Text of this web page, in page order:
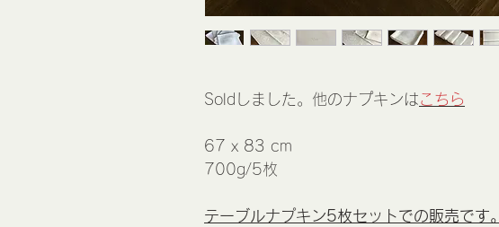
Soldしました。他のナプキンはこちら
67 x 83 cm
700g/5枚
テーブルナプキン5枚セットでの販売です。